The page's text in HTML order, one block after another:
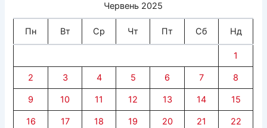
Червень 2025
Пн Вт Ср Чт Пт Сб Нд
1
2 3 4 5 6 7 8
9 10 11 12 13 14 15
16 17 18 19 20 21 22